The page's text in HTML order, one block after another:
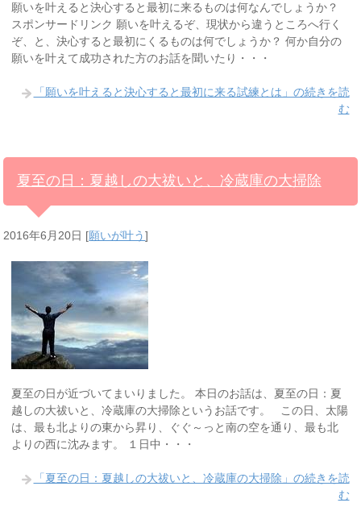
願いを叶えると決心すると最初に来るものは何なんでしょうか？
スポンサードリンク 願いを叶えるぞ、現状から違うところへ行く
ぞ、と、決心すると最初にくるものは何でしょうか？ 何か自分の
願いを叶えて成功された方のお話を聞いたり・・・
「願いを叶えると決心すると最初に来る試練とは」の続きを読
む
夏至の日：夏越しの大祓いと、冷蔵庫の大掃除
2016年6月20日 [願いが叶う]
夏至の日が近づいてまいりました。 本日のお話は、夏至の日：夏
越しの大祓いと、冷蔵庫の大掃除というお話です。 この日、太陽
は、最も北よりの東から昇り、ぐぐ～っと南の空を通り、最も北
よりの西に沈みます。 １日中・・・
「夏至の日：夏越しの大祓いと、冷蔵庫の大掃除」の続きを読
む